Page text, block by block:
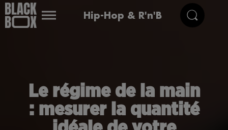
Hip-Hop & R'n'B
Le régime de la main
: mesurer la quantité